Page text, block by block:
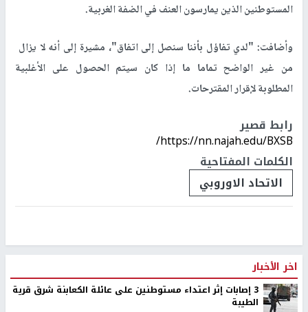
المستوطنين الذين يمارسون ​العنف في ​الضفة الغربية.
وأضافت: "لدي ‌تفاؤل ⁠بأننا سنصل إلى اتفاق"، مشيرة إلى أنه لا ​يزال ​
من ⁠غير الواضح تماما ما ​إذا كان ​سيتم ⁠الحصول على الأغلبية
المطلوبة ⁠لإقرار ​المقترحات.
رابط قصير
https://nn.najah.edu/BXSB/
الكلمات المفتاحية
الاتحاد الاوروبي
اخر الأخبار
‏3 إصابات إثر اعتداء مستوطنين على عائلة الكعابنة شرق قرية
الطيبة